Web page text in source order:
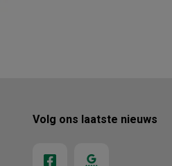
Volg ons laatste nieuws